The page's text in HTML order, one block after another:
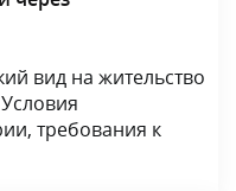
вид на жительство
требования к